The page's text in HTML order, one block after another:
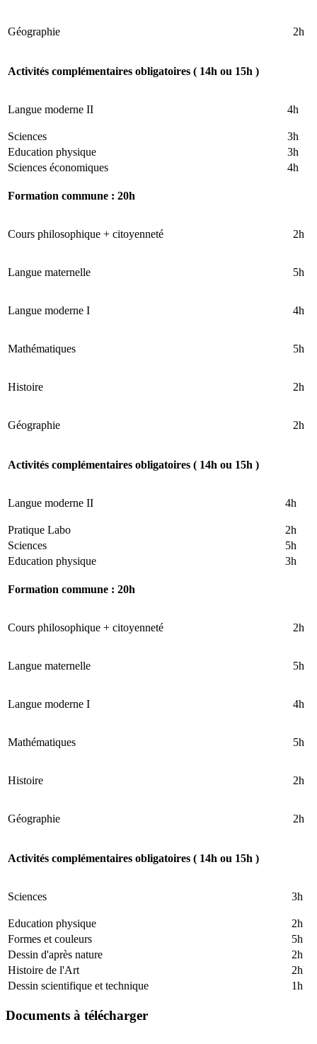
Géographie 2h
Activités complémentaires obligatoires ( 14h ou 15h )
Langue moderne II 4h
Sciences
3h
Education physique
3h
Sciences économiques
4h
Formation commune : 20h
Cours philosophique + citoyenneté 2h
Langue maternelle 5h
Langue moderne I 4h
Mathématiques 5h
Histoire 2h
Géographie 2h
Activités complémentaires obligatoires ( 14h ou 15h )
Langue moderne II 4h
Pratique Labo
2h
Sciences
5h
Education physique
3h
Formation commune : 20h
Cours philosophique + citoyenneté 2h
Langue maternelle 5h
Langue moderne I 4h
Mathématiques 5h
Histoire 2h
Géographie 2h
Activités complémentaires obligatoires ( 14h ou 15h )
Sciences 3h
Education physique
2h
Formes et couleurs
5h
Dessin d'après nature
2h
Histoire de l'Art
2h
Dessin scientifique et technique
1h
Documents à télécharger